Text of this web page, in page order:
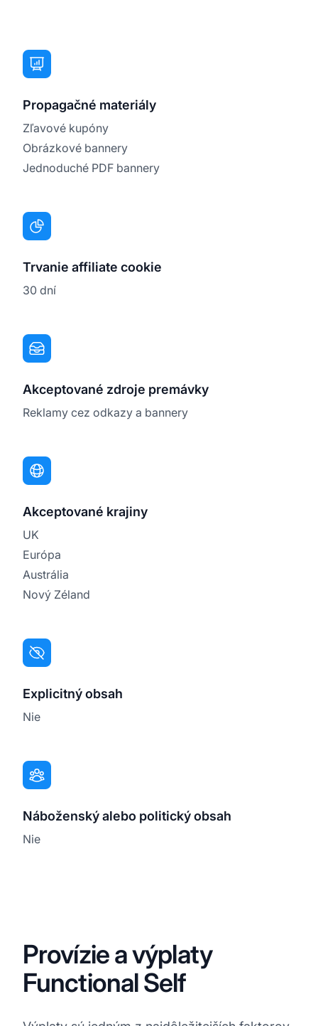
Propagačné materiály
Zľavové kupóny
Obrázkové bannery
Jednoduché PDF bannery
Trvanie affiliate cookie
30 dní
Akceptované zdroje premávky
Reklamy cez odkazy a bannery
Akceptované krajiny
UK
Európa
Austrália
Nový Zéland
Explicitný obsah
Nie
Náboženský alebo politický obsah
Nie
Provízie a výplaty
Functional Self